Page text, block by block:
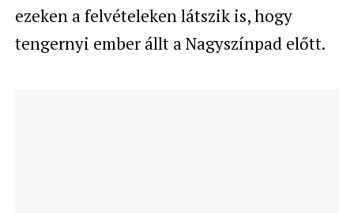
ezeken a felvételeken látszik is, hogy
tengernyi ember állt a Nagyszínpad előtt.